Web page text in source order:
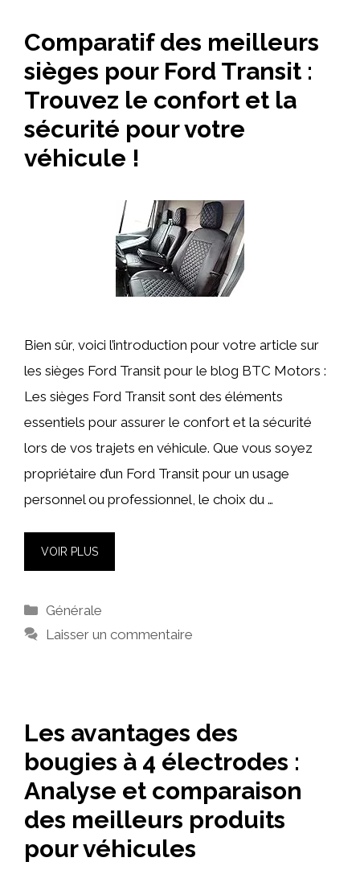
Comparatif des meilleurs
sièges pour Ford Transit :
Trouvez le confort et la
sécurité pour votre
véhicule !
Bien sûr, voici l’introduction pour votre article sur
les sièges Ford Transit pour le blog BTC Motors :
Les sièges Ford Transit sont des éléments
essentiels pour assurer le confort et la sécurité
lors de vos trajets en véhicule. Que vous soyez
propriétaire d’un Ford Transit pour un usage
personnel ou professionnel, le choix du …
VOIR PLUS
Catégories
Générale
Laisser un commentaire
Les avantages des
bougies à 4 électrodes :
Analyse et comparaison
des meilleurs produits
pour véhicules